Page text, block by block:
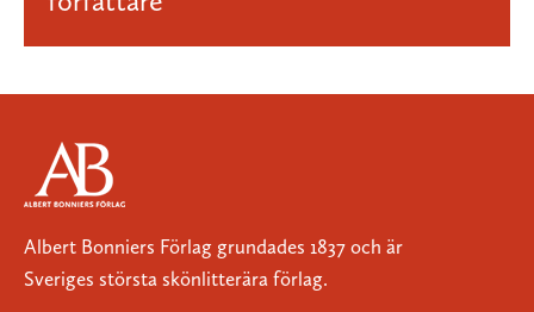
Albert Bonniers Förlag grundades 1837 och är
Sveriges största skönlitterära förlag.